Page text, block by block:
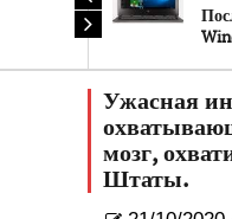
Ужасная
мозг,
Штаты.